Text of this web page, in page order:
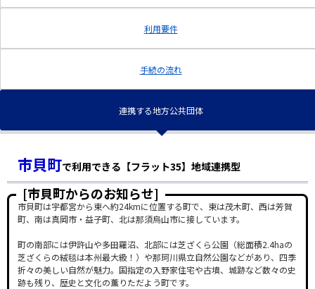
利用要件
手続の流れ
連携する地方公共団体
市貝町で利用できる【フラット35】地域連携型
[市貝町からのお知らせ]
市貝町は宇都宮から東へ約24kmに位置する町で、東は茂木町、西は芳賀
町、南は真岡市・益子町、北は那須烏山市に接しています。
町の南部には伊許山や多田羅沼、北部には芝ざくら公園（総面積2.4haの
芝ざくらの絨毯は本州最大級！）や那珂川県立自然公園などがあり、四季
折々の美しい自然が魅力。国指定の入野家住宅や古墳、城跡など数々の史
跡も残り、歴史と文化の薫りただよう町です。